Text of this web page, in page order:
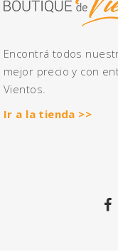
Encontrá todos
mejor precio y con
Vientos.
Ir a la tienda >>